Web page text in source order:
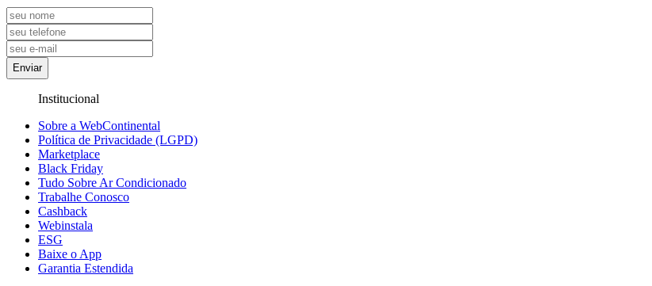
Enviar
Institucional
Sobre a WebContinental
Política de Privacidade (LGPD)
Marketplace
Black Friday
Tudo Sobre Ar Condicionado
Trabalhe Conosco
Cashback
Webinstala
ESG
Baixe o App
Garantia Estendida